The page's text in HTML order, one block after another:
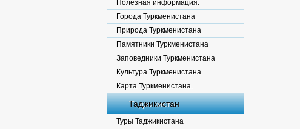
Полезная информация.
Города Туркменистана
Природа Туркменистана
Памятники Туркменистана
Заповедники Туркменистана
Культура Туркменистана
Карта Туркменистана.
Таджикистан
Туры Таджикистана